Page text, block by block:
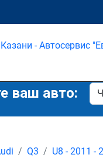
ваш авто:
Q3 U8 - 2011 -